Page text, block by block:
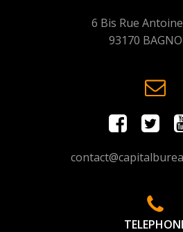
6 Bis Rue
93170